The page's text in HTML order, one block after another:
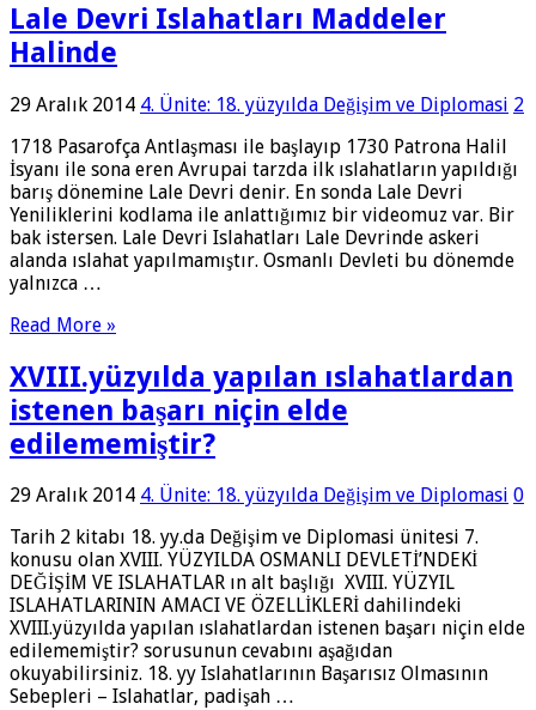
Lale Devri Islahatları Maddeler
Halinde
29 Aralık 2014 4. Ünite: 18. yüzyılda Değişim ve Diplomasi 2
1718 Pasarofça Antlaşması ile başlayıp 1730 Patrona Halil
İsyanı ile sona eren Avrupai tarzda ilk ıslahatların yapıldığı
barış dönemine Lale Devri denir. En sonda Lale Devri
Yeniliklerini kodlama ile anlattığımız bir videomuz var. Bir
bak istersen. Lale Devri Islahatları Lale Devrinde askeri
alanda ıslahat yapılmamıştır. Osmanlı Devleti bu dönemde
yalnızca …
Read More »
XVIII.yüzyılda yapılan ıslahatlardan
istenen başarı niçin elde
edilememiştir?
29 Aralık 2014 4. Ünite: 18. yüzyılda Değişim ve Diplomasi 0
Tarih 2 kitabı 18. yy.da Değişim ve Diplomasi ünitesi 7.
konusu olan XVIII. YÜZYILDA OSMANLI DEVLETİ’NDEKİ
DEĞİŞİM VE ISLAHATLAR ın alt başlığı XVIII. YÜZYIL
ISLAHATLARININ AMACI VE ÖZELLİKLERİ dahilindeki
XVIII.yüzyılda yapılan ıslahatlardan istenen başarı niçin elde
edilememiştir? sorusunun cevabını aşağıdan
okuyabilirsiniz. 18. yy Islahatlarının Başarısız Olmasının
Sebepleri – Islahatlar, padişah …